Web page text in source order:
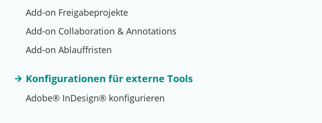
Add-on Freigabeprojekte
Add-on Collaboration & Annotations
Add-on Ablauffristen
Konfigurationen für externe Tools
Adobe® InDesign® konfigurieren